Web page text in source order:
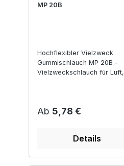
MP 20B
Hochflexibler Vielzweck
Gummischlauch MP 20B -
Vielzweckschlauch für Luft,
Regulärer Preis:
Ab 5,78 €
Details